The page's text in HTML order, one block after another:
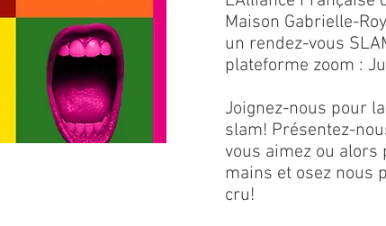
Maison Gabrielle-
un rendez-vous
plateforme zoom :
Joignez-nous pour
slam! Présentez-
vous aimez ou alors
mains et osez nous
cru!